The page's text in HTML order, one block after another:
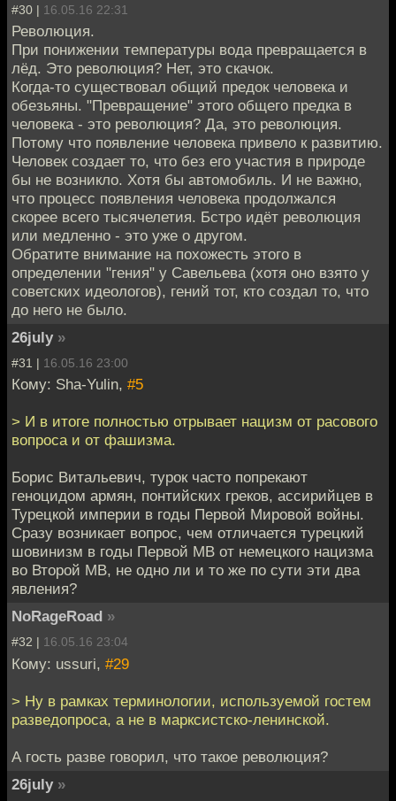
#30 | 16.05.16 22:31
Революция.
При понижении температуры вода превращается в
лёд. Это революция? Нет, это скачок.
Когда-то существовал общий предок человека и
обезьяны. "Превращение" этого общего предка в
человека - это революция? Да, это революция.
Потому что появление человека привело к развитию.
Человек создает то, что без его участия в природе
бы не возникло. Хотя бы автомобиль. И не важно,
что процесс появления человека продолжался
скорее всего тысячелетия. Бстро идёт революция
или медленно - это уже о другом.
Обратите внимание на похожесть этого в
определении "гения" у Савельева (хотя оно взято у
советских идеологов), гений тот, кто создал то, что
до него не было.
26july »
#31 | 16.05.16 23:00
Кому: Sha-Yulin, #5
> И в итоге полностью отрывает нацизм от расового
вопроса и от фашизма.
Борис Витальевич, турок часто попрекают
геноцидом армян, понтийских греков, ассирийцев в
Турецкой империи в годы Первой Мировой войны.
Сразу возникает вопрос, чем отличается турецкий
шовинизм в годы Первой МВ от немецкого нацизма
во Второй МВ, не одно ли и то же по сути эти два
явления?
NoRageRoad »
#32 | 16.05.16 23:04
Кому: ussuri, #29
> Ну в рамках терминологии, используемой гостем
разведопроса, а не в марксистско-ленинской.
А гость разве говорил, что такое революция?
26july »